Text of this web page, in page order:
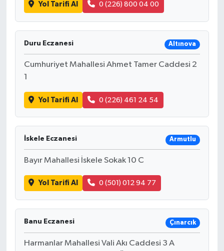
Yol Tarifi Al 0 (226) 800 04 00
Duru Eczanesi Altınova
Cumhuriyet Mahallesi Ahmet Tamer Caddesi 2
1
Yol Tarifi Al 0 (226) 461 24 54
İskele Eczanesi Armutlu
Bayır Mahallesi İskele Sokak 10 C
Yol Tarifi Al 0 (501) 012 94 77
Banu Eczanesi Çınarcık
Harmanlar Mahallesi Vali Akı Caddesi 3 A